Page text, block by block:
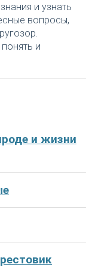
и узнать
вопросы,
и
и жизни